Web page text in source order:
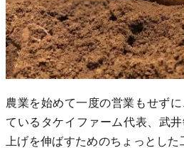
農業を始めて一度の営業もせず
ているタケイファーム代表、武
上げを伸ばすためのちょっとした